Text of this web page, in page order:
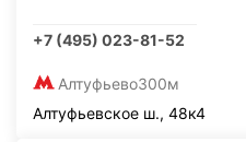
+7 (495) 023-81-52
Алтуфьево300м
Алтуфьевское ш., 48к4